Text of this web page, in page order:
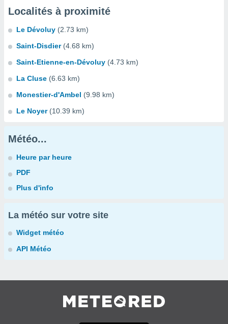
Localités à proximité
Le Dévoluy (2.73 km)
Saint-Disdier (4.68 km)
Saint-Etienne-en-Dévoluy (4.73 km)
La Cluse (6.63 km)
Monestier-d'Ambel (9.98 km)
Le Noyer (10.39 km)
Météo...
Heure par heure
PDF
Plus d'info
La météo sur votre site
Widget météo
API Météo